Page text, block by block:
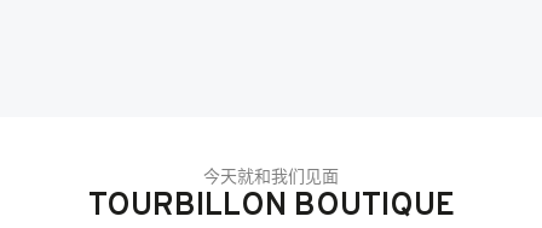
今天就和我们见面
TOURBILLON BOUTIQUE